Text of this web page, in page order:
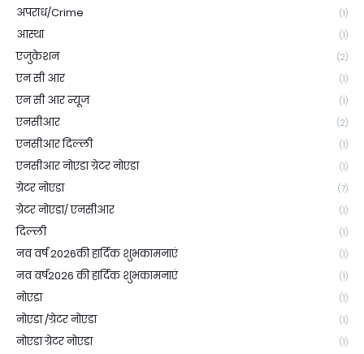
अपराध/Crime (1)
आस्था (1)
एजुकेशन (2)
एन सी आर (1)
एन सी आर न्यूज (1)
एनसीआर (2)
एनसीआर दिल्ली (1)
एनसीआर नोएडा ग्रेटर नोएडा (1)
ग्रेटर नोएडा (7)
ग्रेटर नोएडा/ एनसीआर (1)
दिल्ली (1)
नव वर्ष 2026की हार्दिक शुभकामनाएं (1)
नव वर्ष2026 की हार्दिक शुभकामनाएं (1)
नोएडा (1)
नोएडा /ग्रेटर नोएडा (1)
नोएडा ग्रेटर नोएडा (1)